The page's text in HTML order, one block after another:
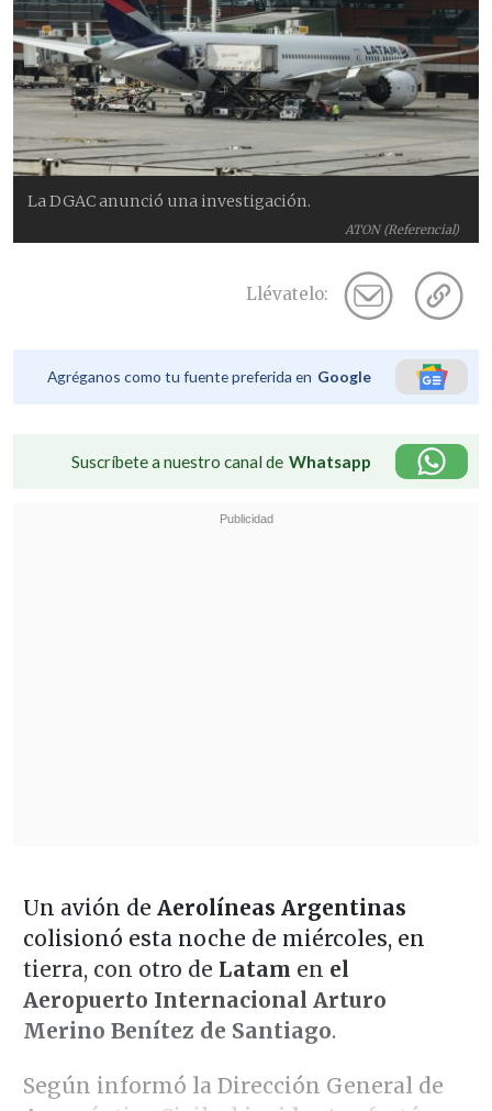
ATON (Referencial)
La DGAC anunció una investigación.
Llévatelo:
Agréganos como tu fuente preferida en Google
Suscríbete a nuestro canal de Whatsapp
Un avión de Aerolíneas Argentinas
colisionó esta noche de miércoles, en
tierra, con otro de Latam en el
Aeropuerto Internacional Arturo
Merino Benítez de Santiago.
Según informó la Dirección General de